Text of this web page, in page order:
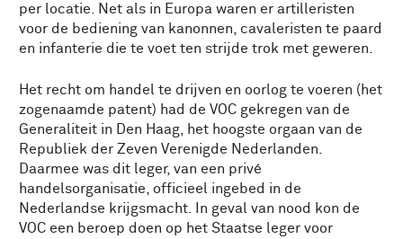
per locatie. Net als in Europa waren er artilleristen
voor de bediening van kanonnen, cavaleristen te paard
en infanterie die te voet ten strijde trok met geweren.
Het recht om handel te drijven en oorlog te voeren (het
zogenaamde patent) had de VOC gekregen van de
Generaliteit in Den Haag, het hoogste orgaan van de
Republiek der Zeven Verenigde Nederlanden.
Daarmee was dit leger, van een privé
handelsorganisatie, officieel ingebed in de
Nederlandse krijgsmacht. In geval van nood kon de
VOC een beroep doen op het Staatse leger voor